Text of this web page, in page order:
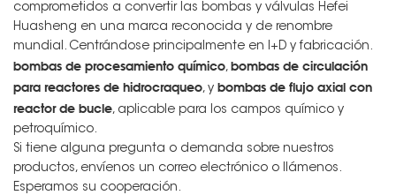
comprometidos a convertir las bombas y válvulas Hefei
Huasheng en una marca reconocida y de renombre
mundial. Centrándose principalmente en I+D y fabricación.
bombas de procesamiento químico, bombas de circulación
para reactores de hidrocraqueo, y bombas de flujo axial con
reactor de bucle, aplicable para los campos químico y
petroquímico.
Si tiene alguna pregunta o demanda sobre nuestros
productos, envíenos un correo electrónico o llámenos.
Esperamos su cooperación.